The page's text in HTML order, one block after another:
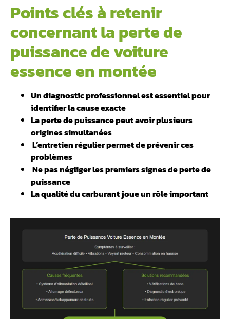
Points clés à retenir
concernant la perte de
puissance de voiture
essence en montée
Un diagnostic professionnel est essentiel pour
identifier la cause exacte
La perte de puissance peut avoir plusieurs
origines simultanées
️ L’entretien régulier permet de prévenir ces
problèmes
️ Ne pas négliger les premiers signes de perte de
puissance
La qualité du carburant joue un rôle important